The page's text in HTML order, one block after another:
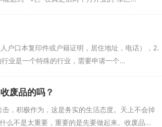
户口本复印件或户籍证明，居住地址，电话），2.
业是一个特殊的行业，需要申请一个...
废品的吗？
，积极作为，这是务实的生活态度。天上不会掉
么不是太重要，重要的是先要做起来。收废品...